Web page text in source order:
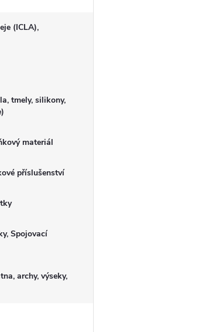
(ICLA),
tmely, silikony,
materiál
příslušenství
Spojovací
archy, výseky,